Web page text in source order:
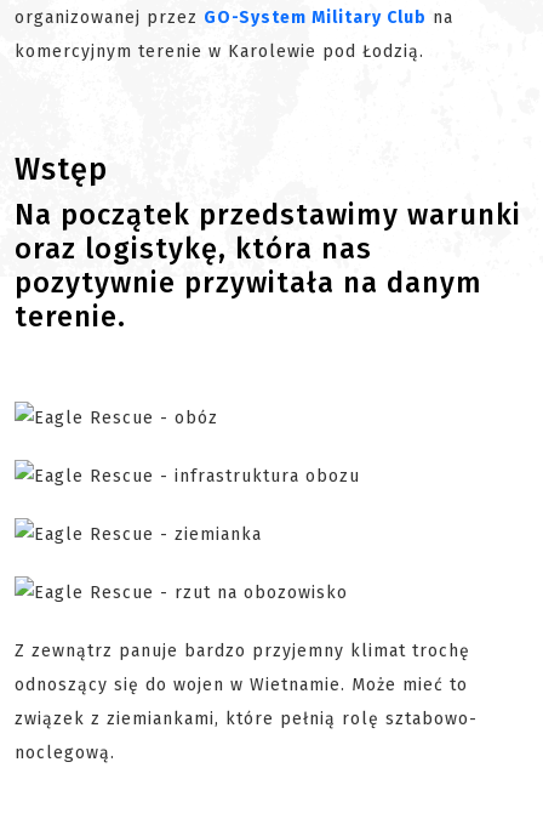
organizowanej przez GO-System Military Club na
komercyjnym terenie w Karolewie pod Łodzią.
Wstęp
Na początek przedstawimy warunki
oraz logistykę, która nas
pozytywnie przywitała na danym
terenie.
Z zewnątrz panuje bardzo przyjemny klimat trochę
odnoszący się do wojen w Wietnamie. Może mieć to
związek z ziemiankami, które pełnią rolę sztabowo-
noclegową.